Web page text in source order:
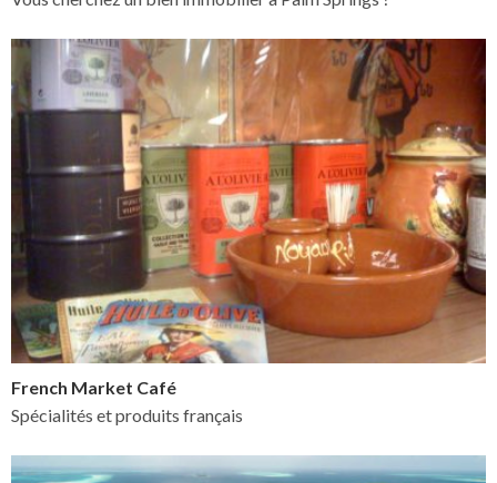
French Market Café
Spécialités et produits français